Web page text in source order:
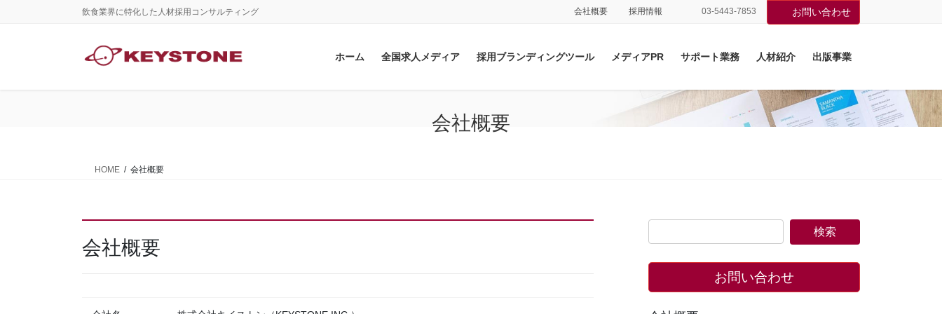
飲食業界に特化した人材採用コンサルティング 会社概要 採用情報 03-5443-7853 お問い合わせ
ホーム 全国求人メディア 採用ブランディングツール メディアPR サポート業務 人材紹介 出版事業
会社概要
HOME 会社概要
会社概要
お問い合わせ